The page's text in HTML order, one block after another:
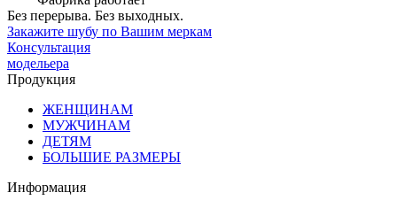
Без перерыва. Без выходных.
Закажите шубу по Вашим меркам
Консультация
модельера
Продукция
ЖЕНЩИНАМ
МУЖЧИНАМ
ДЕТЯМ
БОЛЬШИЕ РАЗМЕРЫ
Информация